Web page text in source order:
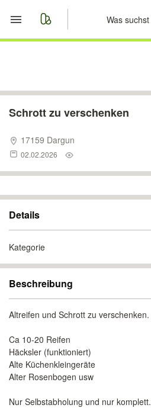
Nachrichten
Anzeige aufgeben
Schrott zu verschenken
17159 Dargun
02.02.2026
Details
Kategorie
Beschreibung
Altreifen und Schrott zu verschenken.
Ca 10-20 Reifen
Häcksler (funktioniert)
Alte Küchenkleingeräte
Alter Rosenbogen usw
Nur Selbstabholung und nur komplett.